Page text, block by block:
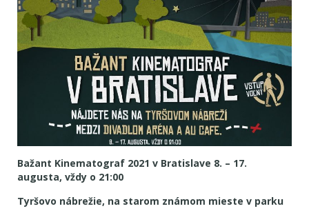
Bažant Kinematograf 2021 v Bratislave 8. – 17.
augusta, vždy o 21:00
Tyršovo nábrežie, na starom známom mieste v parku